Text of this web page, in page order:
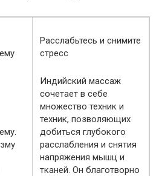
Расслабьтесь и снимите
стресс
Индийский массаж
сочетает в себе
множество техник и
техник, позволяющих
добиться глубокого
расслабления и снятия
напряжения мышц и
тканей. Он благотворно